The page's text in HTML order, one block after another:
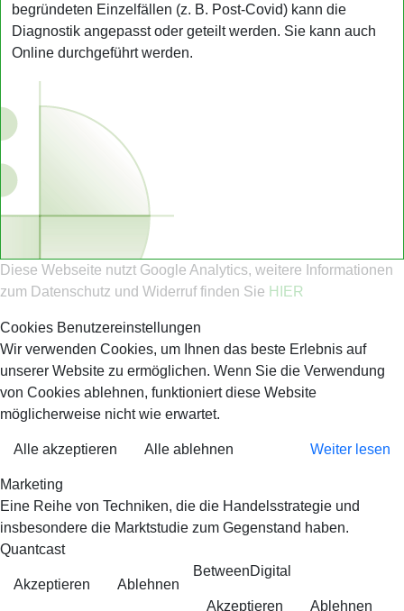
begründeten Einzelfällen (z. B. Post-Covid) kann die
Diagnostik angepasst oder geteilt werden. Sie kann auch
Online durchgeführt werden.
Diese Webseite nutzt Google Analytics, weitere Informationen
zum Datenschutz und Widerruf finden Sie HIER
Cookies Benutzereinstellungen
Wir verwenden Cookies, um Ihnen das beste Erlebnis auf
unserer Website zu ermöglichen. Wenn Sie die Verwendung
von Cookies ablehnen, funktioniert diese Website
möglicherweise nicht wie erwartet.
Alle akzeptieren Alle ablehnen Weiter lesen
Marketing
Eine Reihe von Techniken, die die Handelsstrategie und
insbesondere die Marktstudie zum Gegenstand haben.
Quantcast
Akzeptieren Ablehnen
BetweenDigital
Akzeptieren Ablehnen